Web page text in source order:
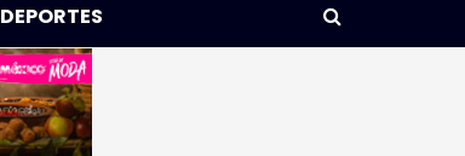
DEPORTES